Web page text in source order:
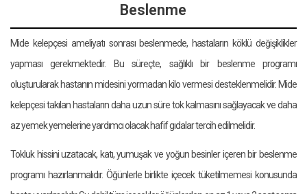
Beslenme
Mide kelepçesi ameliyatı sonrası beslenmede, hastaların köklü değişiklikler
yapması gerekmektedir. Bu süreçte, sağlıklı bir beslenme programı
oluşturularak hastanın midesini yormadan kilo vermesi desteklenmelidir. Mide
kelepçesi takılan hastaların daha uzun süre tok kalmasını sağlayacak ve daha
az yemek yemelerine yardımcı olacak hafif gıdalar tercih edilmelidir.
Tokluk hissini uzatacak, katı, yumuşak ve yoğun besinler içeren bir beslenme
programı hazırlanmalıdır. Öğünlerle birlikte içecek tüketilmemesi konusunda